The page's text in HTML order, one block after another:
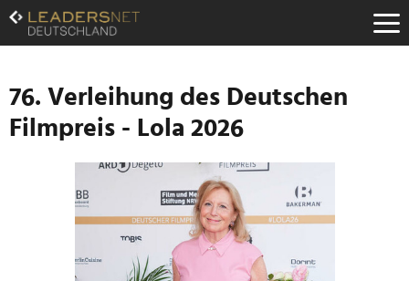
Zum
Inhalt
Zur
Navigation
Zur
Hauptnavigation
76. Verleihung des Deutschen
Filmpreis - Lola 2026